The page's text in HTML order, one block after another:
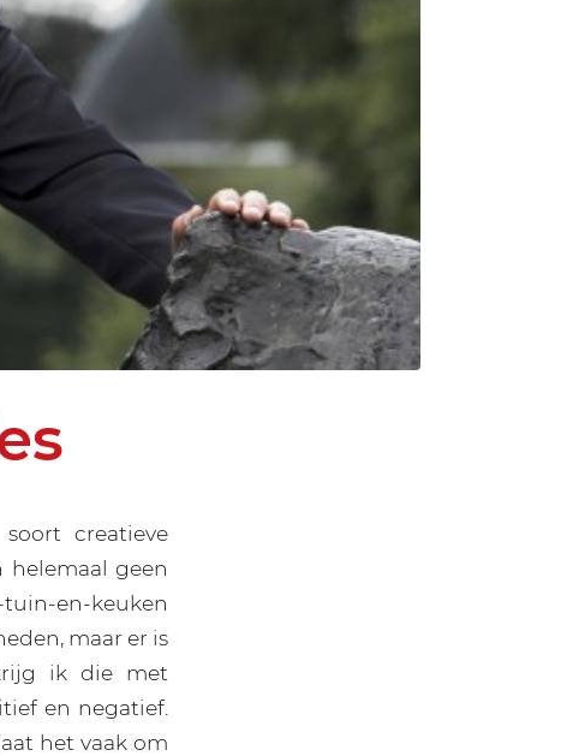
creatieve
geen
en-keuken
maar er is
ik die met
en negatief.
het vaak om